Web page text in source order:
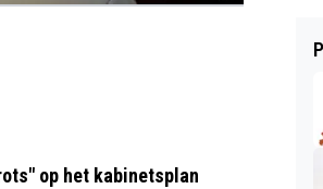
op het kabinetsplan